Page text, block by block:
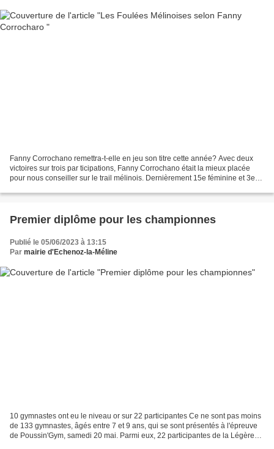
Fanny Corrochano remettra-t-elle en jeu son titre cette année? Avec deux
victoires sur trois par ticipations, Fanny Corrochano était la mieux placée
pour nous conseiller sur le trail mélinois. Dernièrement 15e féminine et 3e
Premier diplôme pour les championnes
Publié le 05/06/2023 à 13:15
Par mairie d'Echenoz-la-Méline
10 gymnastes ont eu le niveau or sur 22 participantes Ce ne sont pas moins
de 133 gymnastes, âgés entre 7 et 9 ans, qui se sont présentés à l'épreuve
de Poussin'Gym, samedi 20 mai. Parmi eux, 22 participantes de la Légère